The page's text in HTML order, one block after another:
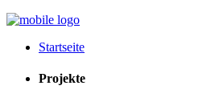
Startseite
Projekte